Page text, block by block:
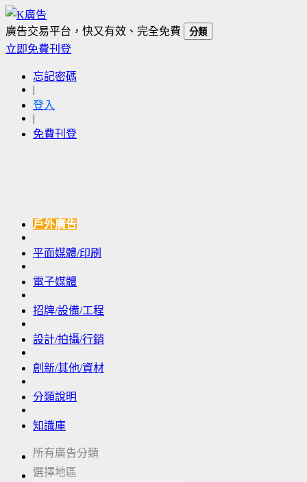
廣告交易平台，快又有效、完全免費 分類
立即免費刊登
忘記密碼
|
登入
|
免費刊登
戶外廣告
平面媒體/印刷
電子媒體
招牌/設備/工程
設計/拍攝/行銷
創新/其他/資材
分類說明
知識庫
所有廣告分類
選擇地區